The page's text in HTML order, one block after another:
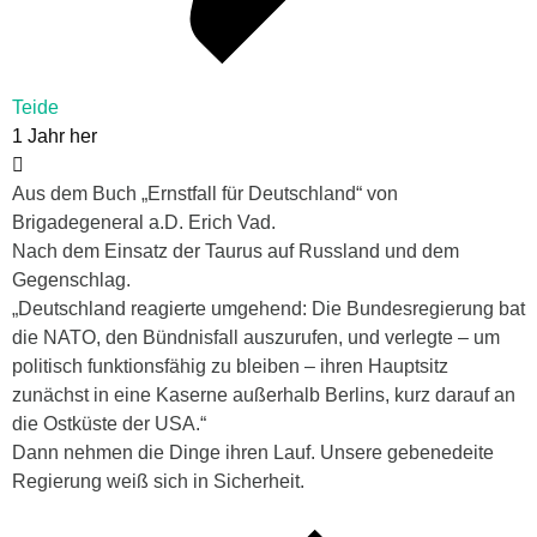
Teide
1 Jahr her
Aus dem Buch „Ernstfall für Deutschland“ von
Brigadegeneral a.D. Erich Vad.
Nach dem Einsatz der Taurus auf Russland und dem
Gegenschlag.
„Deutschland reagierte umgehend: Die Bundesregierung bat
die NATO, den Bündnisfall auszurufen, und verlegte – um
politisch funktionsfähig zu bleiben – ihren Hauptsitz
zunächst in eine Kaserne außerhalb Berlins, kurz darauf an
die Ostküste der USA.“
Dann nehmen die Dinge ihren Lauf. Unsere gebenedeite
Regierung weiß sich in Sicherheit.